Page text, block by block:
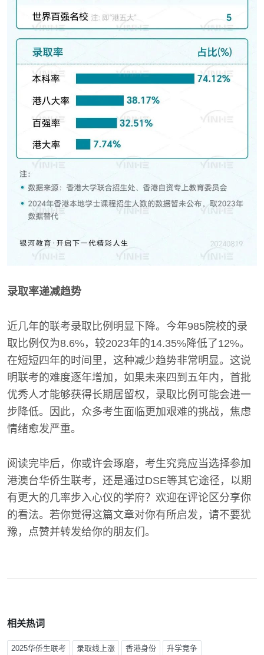
录取率递减趋势
近几年的联考录取比例明显下降。今年985院校的录
取比例仅为8.6%，较2023年的14.35%降低了12%。
在短短四年的时间里，这种减少趋势非常明显。这说
明联考的难度逐年增加，如果未来四到五年内，首批
优秀人才能够获得长期居留权，录取比例可能会进一
步降低。因此，众多考生面临更加艰难的挑战，焦虑
情绪愈发严重。
阅读完毕后，你或许会琢磨，考生究竟应当选择参加
港澳台华侨生联考，还是通过DSE等其它途径，以期
有更大的几率步入心仪的学府？欢迎在评论区分享你
的看法。若你觉得这篇文章对你有所启发，请不要犹
豫，点赞并转发给你的朋友们。
相关热词
2025华侨生联考 录取线上涨 香港身份 升学竞争